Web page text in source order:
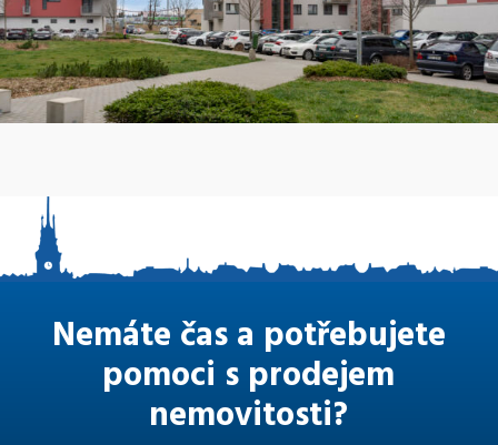
Nemáte čas a potřebujete
pomoci s prodejem
nemovitosti?